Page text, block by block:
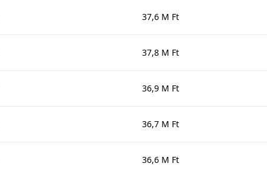
37,6 M Ft
37,8 M Ft
36,9 M Ft
36,7 M Ft
36,6 M Ft